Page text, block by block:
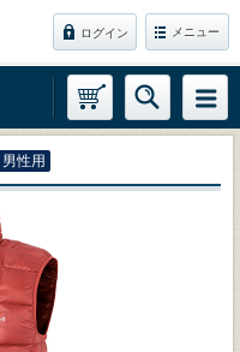
ログイン メニュー
男性用